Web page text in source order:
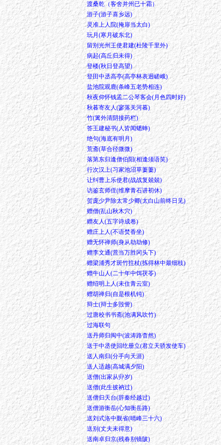
渡桑乾（客舍并州已十霜）
游子(游子喜乡远)
灵准上人院(掩扉当太白)
玩月(寒月破东北)
留别光州王使君建(杜陵千里外)
病起(高丘归未得)
登楼(秋日登高望)
登田中丞高亭(高亭林表迥嵯峨)
盐池院观鹿(条峰五老势相连)
秋夜仰怀钱孟二公琴客会(月色四时好)
秋暮寄友人(寥落关河暮)
竹(篱外清阴接药栏)
答王建秘书(人皆闻蟋蟀)
绝句(海底有明月)
荒斋(草合径微微)
落第东归逢僧伯阳(相逢须语笑)
行次汉上(习家池沼草萋萋)
让纠曹上乐使君(战战复兢兢)
访鉴玄师侄(维摩青石讲初休)
贺庞少尹除太常少卿(太白山前终日见)
赠僧(乱山秋木穴)
赠友人(五字诗成卷)
赠庄上人(不语焚香坐)
赠无怀禅师(身从劫劫修)
赠李文通(营当万胜冈头下)
赠梁浦秀才斑竹拄杖(拣得林中最细枝)
赠牛山人(二十年中饵茯苓)
赠绍明上人(未住青云室)
赠胡禅归(自是根机钝)
辩士(辩士多毁訾)
过唐校书书斋(池满风吹竹)
过海联句
送丹师归闽中(波涛路杳然)
送于中丞使回纥册立(君立天骄发使车)
送人南归(分手向天涯)
送人适越(高城满夕阳)
送僧(出家从丱岁)
送僧(此生披衲过)
送僧归天台(辞秦经越过)
送僧游衡岳(心知衡岳路)
送刘式洛中觐省(晴峰三十六)
送别(丈夫未得意)
送南卓归京(残春别镜陂)